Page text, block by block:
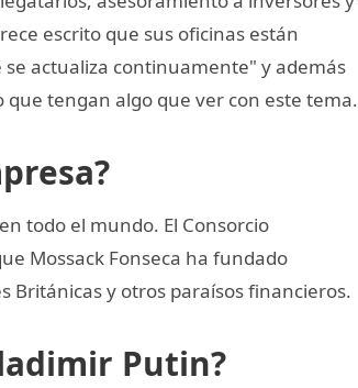
escrito que sus oficinas están
actualiza continuamente" y además
tengan algo que ver con este tema.
todo el mundo. El Consorcio
Mossack Fonseca ha fundado
Británicas y otros paraísos financieros.
Putin?